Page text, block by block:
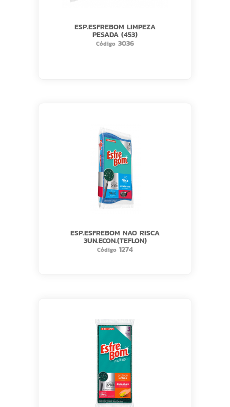
ESP.ESFREBOM LIMPEZA
PESADA (453)
Código 3036
ESP.ESFREBOM NAO RISCA
3UN.ECON.(TEFLON)
Código 1274